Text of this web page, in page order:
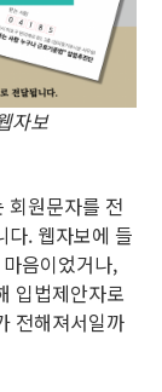
자보
회원문자를 전
다. 웹자보에 들
음이었거나,
입법제안자로
전해져서일까